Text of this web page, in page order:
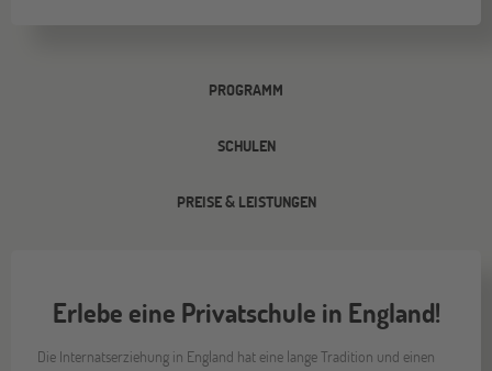
PROGRAMM
SCHULEN
PREISE & LEISTUNGEN
Erlebe eine Privatschule in England!
Die Internatserziehung in England hat eine lange Tradition und einen